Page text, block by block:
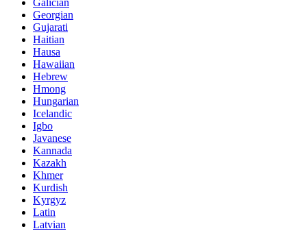
Galician
Georgian
Gujarati
Haitian
Hausa
Hawaiian
Hebrew
Hmong
Hungarian
Icelandic
Igbo
Javanese
Kannada
Kazakh
Khmer
Kurdish
Kyrgyz
Latin
Latvian